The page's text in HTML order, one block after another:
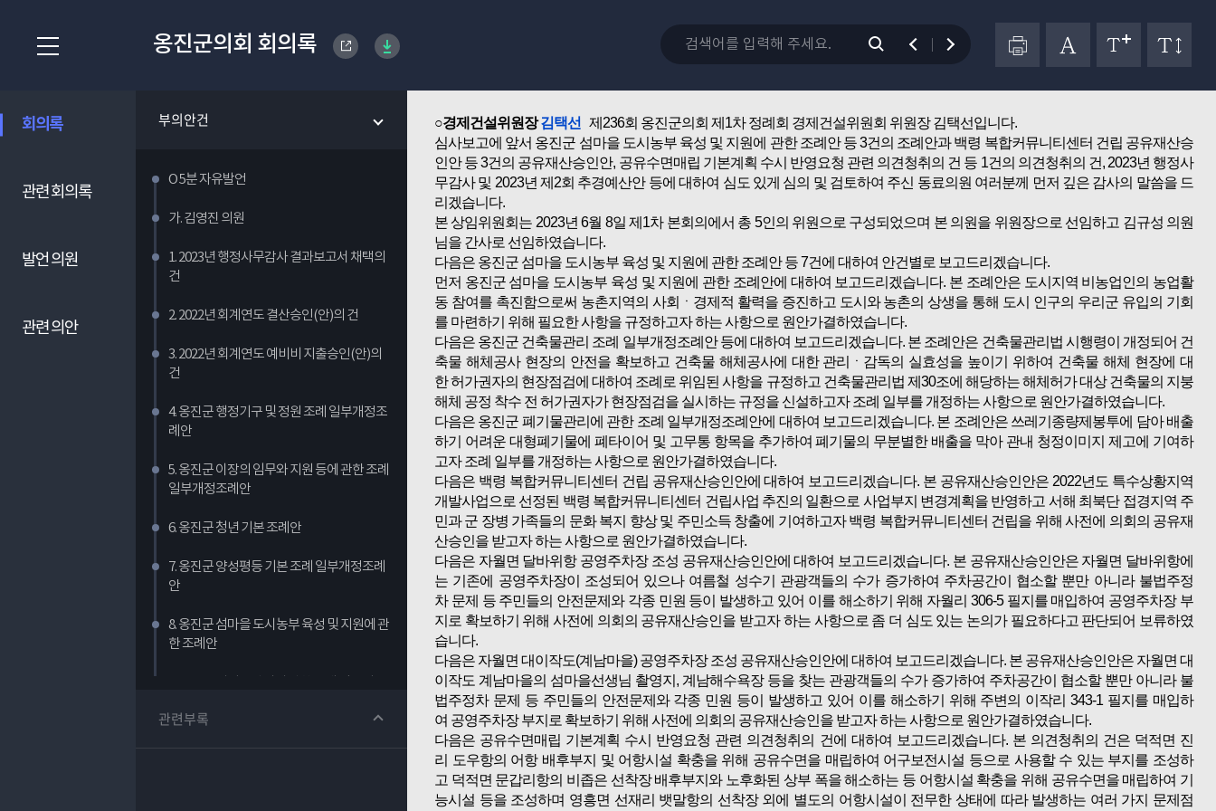
옹진군의회 회의록
회의록 부의안건
O 5분 자유발언
가. 김영진 의원
1. 2023년 행정사무감사 결과보고서 채택의
건
2. 2022년 회계연도 결산승인(안)의 건
3. 2022년 회계연도 예비비 지출승인(안)의
건
4. 옹진군 행정기구 및 정원 조례 일부개정조
례안
5. 옹진군 이장의 임무와 지원 등에 관한 조례
일부개정조례안
6. 옹진군 청년 기본 조례안
7. 옹진군 양성평등 기본 조례 일부개정조례
안
8. 옹진군 섬마을 도시농부 육성 및 지원에 관
한 조례안
관련부록
관련 회의록
발언 의원
관련 의안
다음으로 경제건설위원회 김택선 위원장님께서는 나오셔서 심사결과를 보고하여 주시기 바랍니다.
○경제건설위원장김택선
제236회 옹진군의회 제1차 정례회 경제건설위원회 위원장 김택선입니다.
심사보고에 앞서 옹진군 섬마을 도시농부 육성 및 지원에 관한 조례안 등 3건의 조례안과 백령 복합커뮤니티센터 건립 공유재산승
인안 등 3건의 공유재산승인안, 공유수면매립 기본계획 수시 반영요청 관련 의견청취의 건 등 1건의 의견청취의 건, 2023년 행정사
무감사 및 2023년 제2회 추경예산안 등에 대하여 심도 있게 심의 및 검토하여 주신 동료의원 여러분께 먼저 깊은 감사의 말씀을 드
리겠습니다.
본 상임위원회는 2023년 6월 8일 제1차 본회의에서 총 5인의 위원으로 구성되었으며 본 의원을 위원장으로 선임하고 김규성 의원
님을 간사로 선임하였습니다.
다음은 옹진군 섬마을 도시농부 육성 및 지원에 관한 조례안 등 7건에 대하여 안건별로 보고드리겠습니다.
먼저 옹진군 섬마을 도시농부 육성 및 지원에 관한 조례안에 대하여 보고드리겠습니다. 본 조례안은 도시지역 비농업인의 농업활
동 참여를 촉진함으로써 농촌지역의 사회ㆍ경제적 활력을 증진하고 도시와 농촌의 상생을 통해 도시 인구의 우리군 유입의 기회
를 마련하기 위해 필요한 사항을 규정하고자 하는 사항으로 원안가결하였습니다.
다음은 옹진군 건축물관리 조례 일부개정조례안 등에 대하여 보고드리겠습니다. 본 조례안은 건축물관리법 시행령이 개정되어 건
축물 해체공사 현장의 안전을 확보하고 건축물 해체공사에 대한 관리ㆍ감독의 실효성을 높이기 위하여 건축물 해체 현장에 대
한 허가권자의 현장점검에 대하여 조례로 위임된 사항을 규정하고 건축물관리법 제30조에 해당하는 해체허가 대상 건축물의 지붕
해체 공정 착수 전 허가권자가 현장점검을 실시하는 규정을 신설하고자 조례 일부를 개정하는 사항으로 원안가결하였습니다.
다음은 옹진군 폐기물관리에 관한 조례 일부개정조례안에 대하여 보고드리겠습니다. 본 조례안은 쓰레기종량제봉투에 담아 배출
하기 어려운 대형폐기물에 폐타이어 및 고무통 항목을 추가하여 폐기물의 무분별한 배출을 막아 관내 청정이미지 제고에 기여하
고자 조례 일부를 개정하는 사항으로 원안가결하였습니다.
다음은 백령 복합커뮤니티센터 건립 공유재산승인안에 대하여 보고드리겠습니다. 본 공유재산승인안은 2022년도 특수상황지역
개발사업으로 선정된 백령 복합커뮤니티센터 건립사업 추진의 일환으로 사업부지 변경계획을 반영하고 서해 최북단 접경지역 주
민과 군 장병 가족들의 문화 복지 향상 및 주민소득 창출에 기여하고자 백령 복합커뮤니티센터 건립을 위해 사전에 의회의 공유재
산승인을 받고자 하는 사항으로 원안가결하였습니다.
다음은 자월면 달바위항 공영주차장 조성 공유재산승인안에 대하여 보고드리겠습니다. 본 공유재산승인안은 자월면 달바위항에
는 기존에 공영주차장이 조성되어 있으나 여름철 성수기 관광객들의 수가 증가하여 주차공간이 협소할 뿐만 아니라 불법주정
차 문제 등 주민들의 안전문제와 각종 민원 등이 발생하고 있어 이를 해소하기 위해 자월리 306-5 필지를 매입하여 공영주차장 부
지로 확보하기 위해 사전에 의회의 공유재산승인을 받고자 하는 사항으로 좀 더 심도 있는 논의가 필요하다고 판단되어 보류하였
습니다.
다음은 자월면 대이작도(계남마을) 공영주차장 조성 공유재산승인안에 대하여 보고드리겠습니다. 본 공유재산승인안은 자월면 대
이작도 계남마을의 섬마을선생님 촬영지, 계남해수욕장 등을 찾는 관광객들의 수가 증가하여 주차공간이 협소할 뿐만 아니라 불
법주정차 문제 등 주민들의 안전문제와 각종 민원 등이 발생하고 있어 이를 해소하기 위해 주변의 이작리 343-1 필지를 매입하
여 공영주차장 부지로 확보하기 위해 사전에 의회의 공유재산승인을 받고자 하는 사항으로 원안가결하였습니다.
다음은 공유수면매립 기본계획 수시 반영요청 관련 의견청취의 건에 대하여 보고드리겠습니다. 본 의견청취의 건은 덕적면 진
리 도우항의 어항 배후부지 및 어항시설 확충을 위해 공유수면을 매립하여 어구보전시설 등으로 사용할 수 있는 부지를 조성하
고 덕적면 문갑리항의 비좁은 선착장 배후부지와 노후화된 상부 폭을 해소하는 등 어항시설 확충을 위해 공유수면을 매립하여 기
능시설 등을 조성하며 영흥면 선재리 뱃말항의 선착장 외에 별도의 어항시설이 전무한 상태에 따라 발생하는 여러 가지 문제점